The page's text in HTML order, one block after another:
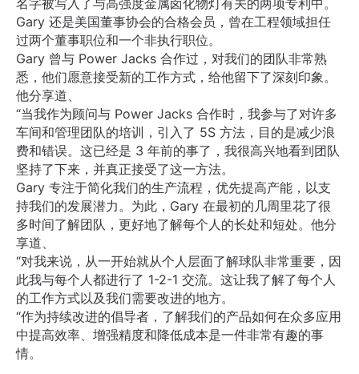
名字被写入了与高强度金属卤化物灯有关的两项专利中。
Gary 还是美国董事协会的合格会员，曾在工程领域担任
过两个董事职位和一个非执行职位。
Gary 曾与 Power Jacks 合作过，对我们的团队非常熟
悉，他们愿意接受新的工作方式，给他留下了深刻印象。
他分享道、
“当我作为顾问与 Power Jacks 合作时，我参与了对许多
车间和管理团队的培训，引入了 5S 方法，目的是减少浪
费和错误。这已经是 3 年前的事了，我很高兴地看到团队
坚持了下来，并真正接受了这一方法。
Gary 专注于简化我们的生产流程，优先提高产能，以支
持我们的发展潜力。为此，Gary 在最初的几周里花了很
多时间了解团队，更好地了解每个人的长处和短处。他分
享道、
“对我来说，从一开始就从个人层面了解球队非常重要，因
此我与每个人都进行了 1-2-1 交流。这让我了解了每个人
的工作方式以及我们需要改进的地方。
“作为持续改进的倡导者，了解我们的产品如何在众多应用
中提高效率、增强精度和降低成本是一件非常有趣的事
情。